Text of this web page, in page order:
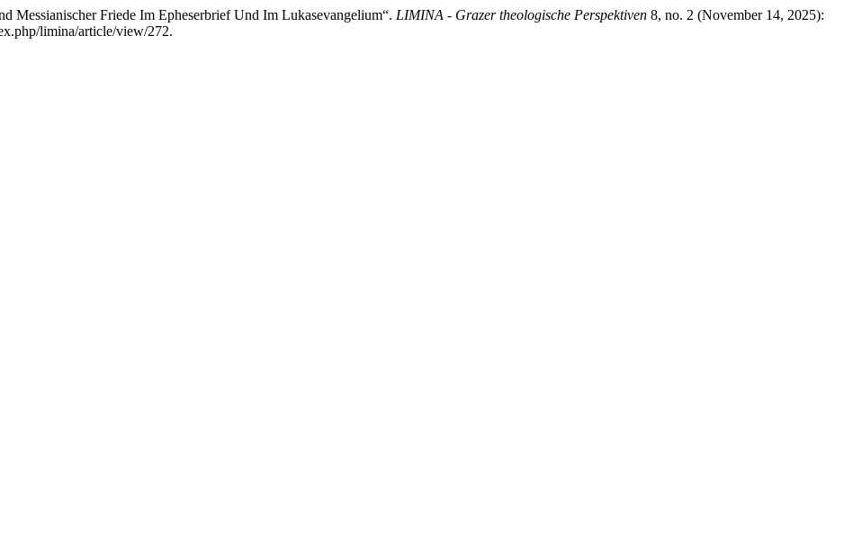
Messianischer Friede Im Epheserbrief Und Im Lukasevangelium“. LIMINA - Grazer theologische Perspektiven 8, no. 2 (November 14, 2025):
limina/article/view/272.